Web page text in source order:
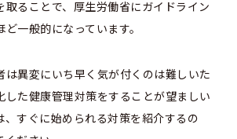
取ることで、厚生労働省にガイドライン
一般的になっています。
は異変にいち早く気が付くのは難しいた
した健康管理対策をすることが望ましい
、すぐに始められる対策を紹介するの